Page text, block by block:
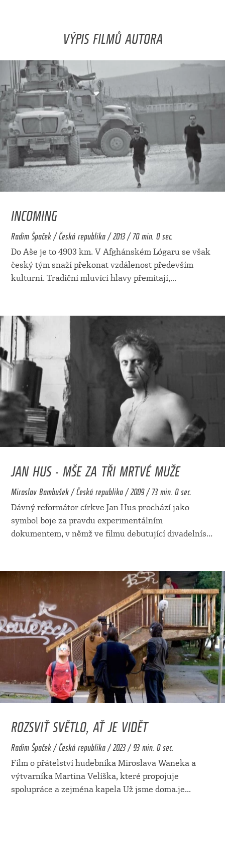
VÝPIS FILMŮ AUTORA
INCOMING
Radim Špaček / Česká republika / 2013 / 70 min. 0 sec.
Do Aše je to 4903 km. V Afghánském Lógaru se však
český tým snaží překonat vzdálenost především
kulturní. Tradiční mluvící hlavy přemítají,...
JAN HUS - MŠE ZA TŘI MRTVÉ MUŽE
Miroslav Bambušek / Česká republika / 2009 / 73 min. 0 sec.
Dávný reformátor církve Jan Hus prochází jako
symbol boje za pravdu experimentálním
dokumentem, v němž ve filmu debutující divadelnís...
ROZSVIŤ SVĚTLO, AŤ JE VIDĚT
Radim Špaček / Česká republika / 2023 / 93 min. 0 sec.
Film o přátelství hudebníka Miroslava Waneka a
výtvarníka Martina Velíška, které propojuje
spolupráce a zejména kapela Už jsme doma.je...